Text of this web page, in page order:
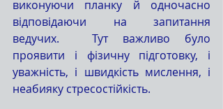
виконуючи планку й одночасно
відповідаючи на запитання
ведучих. 	Тут важливо було
проявити і фізичну підготовку, і
уважність, і швидкість мислення, і
неабияку стресостійкість.